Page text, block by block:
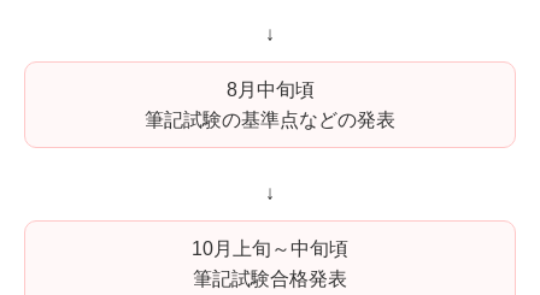
↓
8月中旬頃
筆記試験の基準点などの発表
↓
10月上旬～中旬頃
筆記試験合格発表